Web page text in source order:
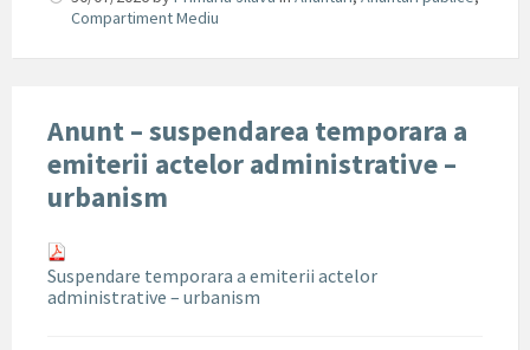
Compartiment Mediu
Anunt – suspendarea temporara a
emiterii actelor administrative –
urbanism
Suspendare temporara a emiterii actelor
administrative – urbanism